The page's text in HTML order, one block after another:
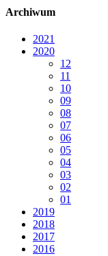
Archiwum
2021
2020
12
11
10
09
08
07
06
05
04
03
02
01
2019
2018
2017
2016